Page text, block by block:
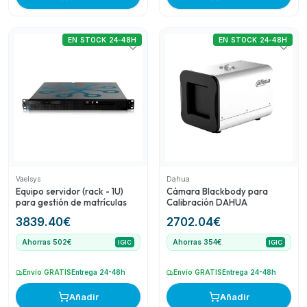
Vaelsys
Equipo servidor (rack - 1U)
para gestión de matrículas
3839.40€
EN STOCK 24-48H
Ahorras 502€ IGIC
Envío GRATIS Entrega 24-48h
Añadir
Dahua
Cámara Blackbody para
Calibración DAHUA
2702.04€
EN STOCK 24-48H
Ahorras 354€ IGIC
Envío GRATIS Entrega 24-48h
Añadir